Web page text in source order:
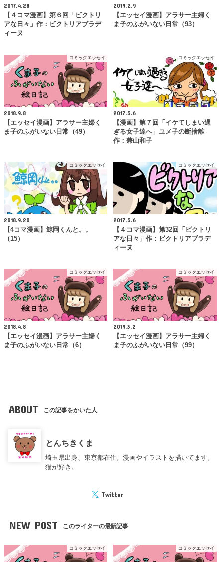
2017.4.28
【４コマ漫画】第６回「ビクトリ
アな日々」作：ビクトリアブラデ
ィーヌ
2019.2.9
【エッセイ漫画】アラサー主婦く
ま子のふがいない日常（93）
コミックエッセイ
2018.9.8
【エッセイ漫画】アラサー主婦く
ま子のふがいない日常（49）
コミックエッセイ
2017.5.6
【漫画】第７回「イケてしまい過
ぎる女子達へ」ユメ子の断捨離
作：兼山和子
コミックエッセイ
2018.9.20
【4コマ漫画】鯨岡くんと。。
（15）
コミックエッセイ
2017.5.6
【４コマ漫画】第32回「ビクトリ
アな日々」作：ビクトリアブラデ
ィーヌ
コミックエッセイ
2018.4.8
【エッセイ漫画】アラサー主婦く
ま子のふがいない日常（6）
コミックエッセイ
2019.3.2
【エッセイ漫画】アラサー主婦く
ま子のふがいない日常（99）
ABOUT この記事をかいた人
とんちきくま
埼玉県出身、東京都在住。漫画やイラストを描いてます。
猫が好き。
Twitter
NEW POST このライターの最新記事
コミックエッセイ コミックエッセイ